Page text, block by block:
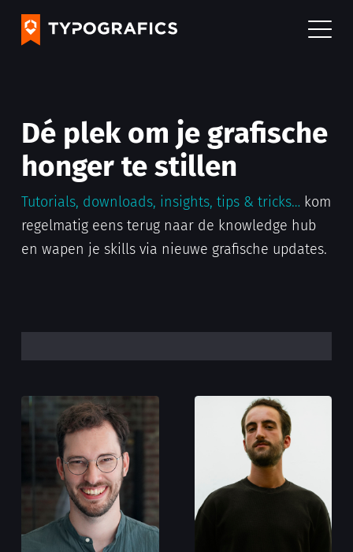
Dé plek om je grafische
honger te stillen
Tutorials, downloads, insights, tips & tricks… kom
regelmatig eens terug naar de knowledge hub
en wapen je skills via nieuwe grafische updates.